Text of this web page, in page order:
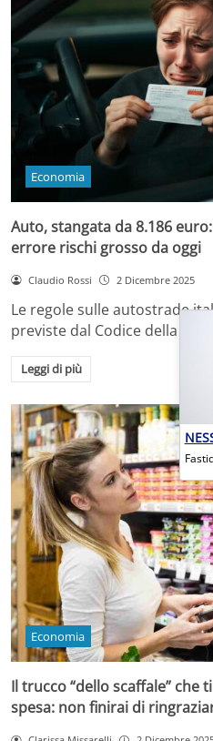
Economia
Auto, stangata da 8.186
errore rischi grosso da oggi
Claudio Rossi 2 Dicembre 2025
Le regole sulle autostrade
previste dal Codice della
Leggi di più
Economia
Il trucco “dello scaffale” che
spesa: non finirai di